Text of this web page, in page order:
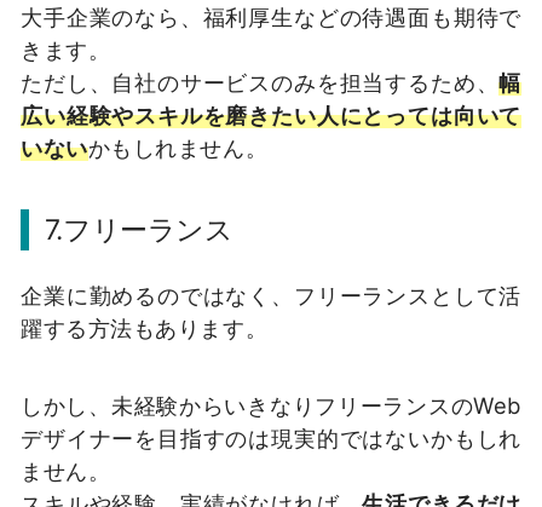
大手企業のなら、福利厚生などの待遇面も期待で
きます。
ただし、自社のサービスのみを担当するため、幅
広い経験やスキルを磨きたい人にとっては向いて
いないかもしれません。
7.フリーランス
企業に勤めるのではなく、フリーランスとして活
躍する方法もあります。
しかし、未経験からいきなりフリーランスのWeb
デザイナーを目指すのは現実的ではないかもしれ
ません。